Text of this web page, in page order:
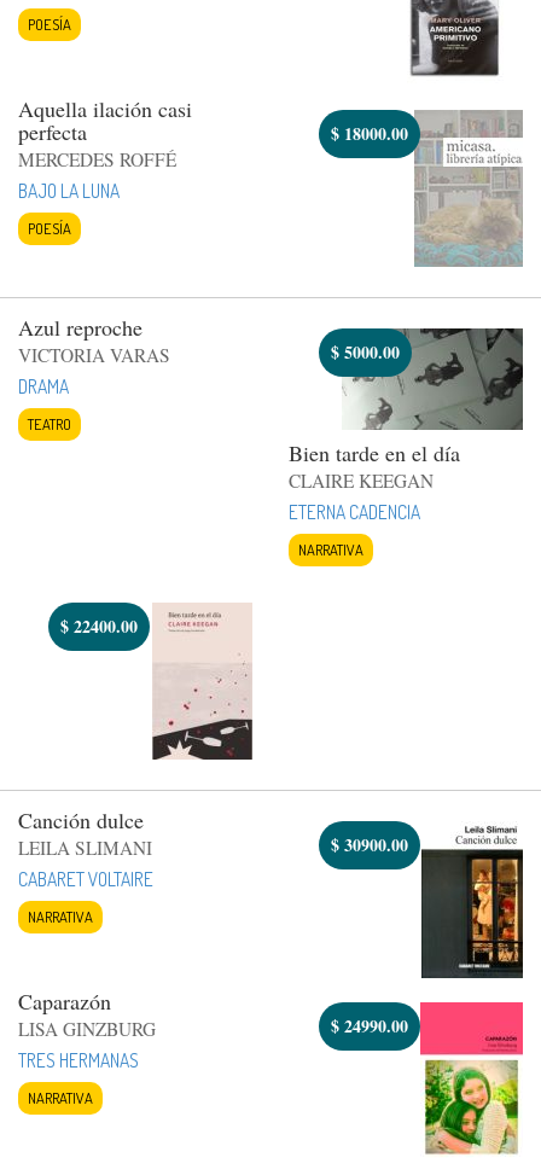
POESÍA
Aquella ilación casi
perfecta
MERCEDES ROFFÉ
BAJO LA LUNA
POESÍA
$ 18000.00
Azul reproche
VICTORIA VARAS
DRAMA
TEATRO
$5000.00
Bien tarde en el día
CLAIRE KEEGAN
ETERNA CADENCIA
NARRATIVA
$22400.00
Canción dulce
LEILA SLIMANI
CABARET VOLTAIRE
NARRATIVA
$30900.00
Caparazón
LISA GINZBURG
TRES HERMANAS
NARRATIVA
$24990.00